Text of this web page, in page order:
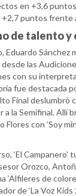
en +3,6
puntos frente
de talento y
Eduardo Sánchez
las
con su
fue destacada
Final deslumbró
a la Semifinal. Allí
Flores con ‘Soy
‘El
Orozco,
‘Alfileres de
de ‘La Voz Kids